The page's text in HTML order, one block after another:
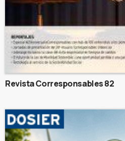
Revista Corresponsables 82